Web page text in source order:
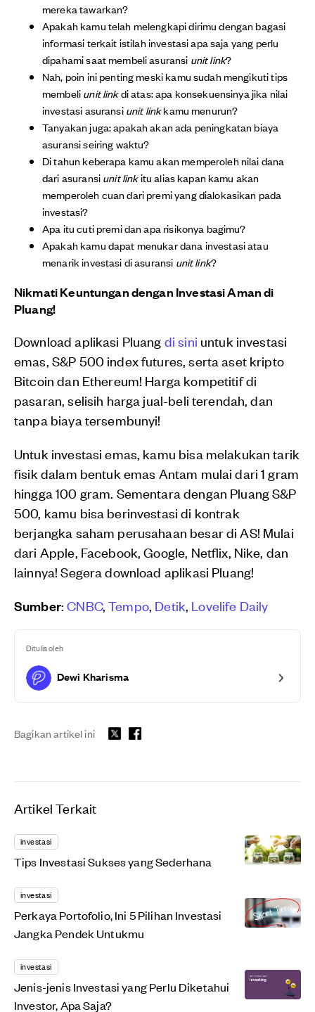
mereka tawarkan?
Apakah kamu telah melengkapi dirimu dengan bagasi
informasi terkait istilah investasi apa saja yang perlu
dipahami saat membeli asuransi unit link?
Nah, poin ini penting meski kamu sudah mengikuti tips
membeliunit linkdi atas: apa konsekuensinya jika nilai
investasi asuransiunit linkkamu menurun?
Tanyakan juga: apakah akan ada peningkatan biaya
asuransi seiring waktu?
Di tahun keberapa kamu akan memperoleh nilai dana
dari asuransiunit linkitu alias kapan kamu akan
memperoleh cuan dari premi yang dialokasikan pada
investasi?
Apa itu cuti premi dan apa risikonya bagimu?
Apakah kamu dapat menukar dana investasi atau
menarik investasi di asuransi unit link?
Nikmati Keuntungan dengan Investasi Aman di
Pluang!
Download aplikasi Pluang di sini untuk investasi
emas, S&P 500 index futures, serta aset kripto
Bitcoin dan Ethereum! Harga kompetitif di
pasaran, selisih harga jual-beli terendah, dan
tanpa biaya tersembunyi!
Untuk investasi emas, kamu bisa melakukan tarik
fisik dalam bentuk emas Antam mulai dari 1 gram
hingga 100 gram. Sementara dengan Pluang S&P
500, kamu bisa berinvestasi di kontrak
berjangka saham perusahaan besar di AS! Mulai
dari Apple, Facebook, Google, Netflix, Nike, dan
lainnya! Segera download aplikasi Pluang!
Sumber:CNBC,Tempo, Detik, Lovelife Daily
Ditulis oleh
Dewi Kharisma
Bagikan artikel ini
Artikel Terkait
investasi
Tips Investasi Sukses yang Sederhana
investasi
Perkaya Portofolio, Ini 5 Pilihan Investasi
Jangka Pendek Untukmu
investasi
Jenis-jenis Investasi yang Perlu Diketahui
Investor, Apa Saja?